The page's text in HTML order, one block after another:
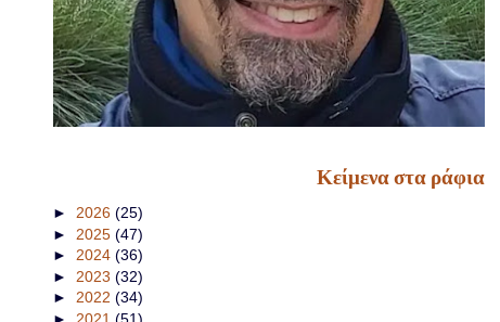
Κείμενα στα ράφια
► 2026 (25)
► 2025 (47)
► 2024 (36)
► 2023 (32)
► 2022 (34)